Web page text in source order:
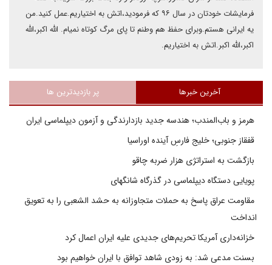
فرمایشات خودتان در سال ۹۶ که فرمودید،اتش به اختیاریم.عمل کنید.من
یه ایرانی هستم.وبرای حفظ هم وطنم تا پای مرگ کوتاه نمیام. الله اکبر،الله
اکبر،الله اکبر.اتش به اختیاریم.
آخرین خبرها پر بازدیدترین ها
هرمز و باب‌المندب؛ هندسه جدید بازدارندگی و آزمون دیپلماسی ایران
قفقاز جنوبی؛ خلیج فارسِ آینده اوراسیا
بازگشت به استراتژی هزار ضربه چاقو
پویایی دستگاه دیپلماسی در گذرگاه شانگهای
مقاومت عراق پاسخ به حملات متجاوزانه به حشد الشعبی را به تعویق
انداخت
خزانه‌داری آمریکا تحریم‌های جدیدی علیه ایران اعمال کرد
بسنت مدعی شد: به زودی شاهد توافق با ایران خواهیم بود